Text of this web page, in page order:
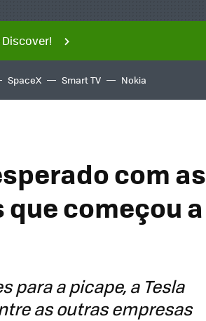
SpaceX Smart TV Nokia
com as
começou a
para a picape, a Tesla
as outras empresas